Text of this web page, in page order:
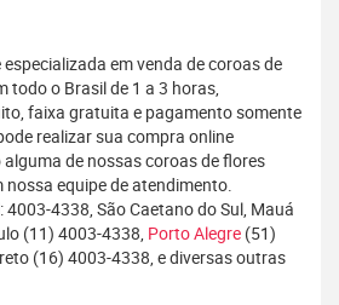
em venda de coroas de
todo o Brasil de 1 a 3 horas,
faixa gratuita e pagamento somente
realizar sua compra online
de nossas coroas de flores
equipe de atendimento.
4338, São Caetano do Sul, Mauá
(11) 4003-4338, Porto Alegre (51)
(16) 4003-4338, e diversas outras